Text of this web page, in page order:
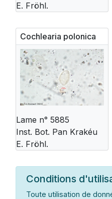
E. Fröhl.
Cochlearia polonica
Lame n° 5885
Inst. Bot. Pan Krakéu
E. Fröhl.
Conditions
Toute utilisation de